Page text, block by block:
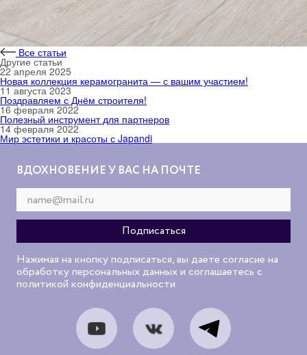
Все статьи
Другие статьи
22 апреля 2025
Новая коллекция керамогранита — с вашим участием!
11 августа 2023
Поздравляем с Днём строителя!
16 февраля 2022
Полезный инструмент для партнеров
14 февраля 2022
Мир эстетики и красоты с Japandi
ВДОХНОВЕНИЕ У ВАС НА ПОЧТЕ
Нажимая на кнопку подписаться, вы даете согласие на
обработку персональных данных и соглашаетесь с
политикой конфиденциальности